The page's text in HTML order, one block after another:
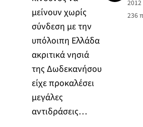
μείνουν χωρίς
σύνδεση με την
υπόλοιπη Ελλάδα
ακριτικά νησιά
της Δωδεκανήσου
είχε προκαλέσει
μεγάλες
αντιδράσεις…
2012
236